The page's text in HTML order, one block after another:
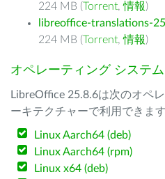
224 MB (Torrent,情報)
libreoffice-translations-
224 MB (Torrent,情報)
オペレーティング システム
LibreOffice 25.8.6は次のオペ
ーキテクチャーで利用できます
Linux Aarch64 (deb)
Linux Aarch64 (rpm)
Linux x64 (deb)